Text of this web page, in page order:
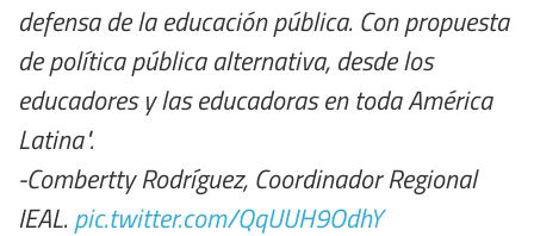
defensa de la educación pública. Con propuesta
de política pública alternativa, desde los
educadores y las educadoras en toda América
Latina".
-Combertty Rodríguez, Coordinador Regional
IEAL. pic.twitter.com/QqUUH9OdhY